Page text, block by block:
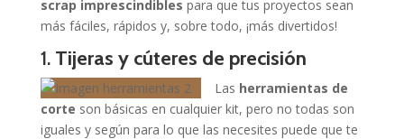
scrap imprescindibles para que tus proyectos sean
más fáciles, rápidos y, sobre todo, ¡más divertidos!
1. Tijeras y cúteres de precisión
Las herramientas de
corte son básicas en cualquier kit, pero no todas son
iguales y según para lo que las necesites puede que te